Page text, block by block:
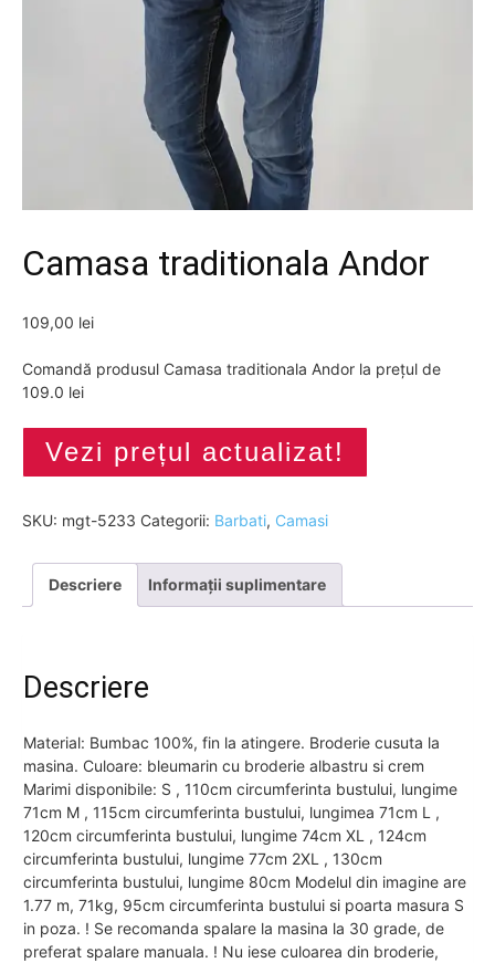
Camasa traditionala Andor
109,00 lei
Comandă produsul Camasa traditionala Andor la prețul de
109.0 lei
Vezi prețul actualizat!
SKU: mgt-5233 Categorii: Barbati, Camasi
Descriere Informații suplimentare
Descriere
Material: Bumbac 100%, fin la atingere. Broderie cusuta la
masina. Culoare: bleumarin cu broderie albastru si crem
Marimi disponibile: S , 110cm circumferinta bustului, lungime
71cm M , 115cm circumferinta bustului, lungimea 71cm L ,
120cm circumferinta bustului, lungime 74cm XL , 124cm
circumferinta bustului, lungime 77cm 2XL , 130cm
circumferinta bustului, lungime 80cm Modelul din imagine are
1.77 m, 71kg, 95cm circumferinta bustului si poarta masura S
in poza. ! Se recomanda spalare la masina la 30 grade, de
preferat spalare manuala. ! Nu iese culoarea din broderie,